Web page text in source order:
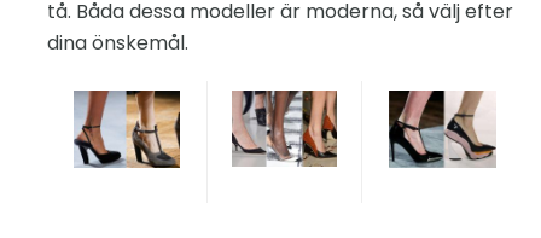
tå. Båda dessa modeller är moderna, så välj efter
dina önskemål.